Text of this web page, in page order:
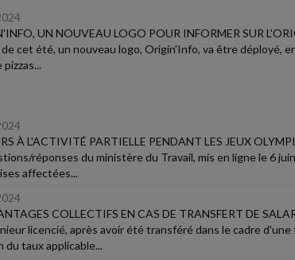
UN NOUVEAU LOGO POUR INFORMER SUR
cet été, un nouveau logo, Origin'Info, va être déployé,
À L'ACTIVITÉ PARTIELLE PENDANT LES JEUX
réponses du ministère du Travail, mis en ligne le 6
affectées...
COLLECTIFS EN CAS DE TRANSFERT DE
licencié, après avoir été transféré dans le cadre
du taux applicable...